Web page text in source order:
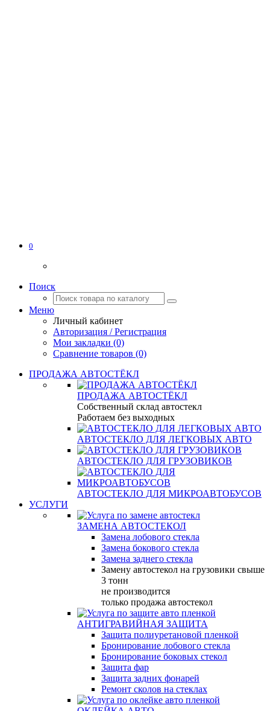
0
Поиск
Меню
Личный кабинет
Авторизация / Регистрация
Мои закладки (0)
Сравнение товаров (0)
ПРОДАЖА АВТОСТЁКЛ
ПРОДАЖА АВТОСТЁКЛ
Собственный склад автостекл
Работаем без выходных
АВТОСТЕКЛО ДЛЯ ЛЕГКОВЫХ АВТО
АВТОСТЕКЛО ДЛЯ ГРУЗОВИКОВ
АВТОСТЕКЛО ДЛЯ МИКРОАВТОБУСОВ
УСЛУГИ
ЗАМЕНА АВТОСТЕКОЛ
Замена лобового стекла
Замена бокового стекла
Замена заднего стекла
Замену автостекол на грузовики свыше
3 тонн
не производится
только продажа автостекол
АНТИГРАВИЙНАЯ ЗАЩИТА
Защита полиуретановой пленкой
Бронирование лобового стекла
Бронирование боковых стекол
Защита фар
Защита задних фонарей
Ремонт сколов на стеклах